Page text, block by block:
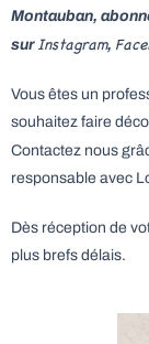
Montauban,
sur Instagram,
Vous êtes un
souhaitez faire
Contactez nous
responsable avec
Dès réception de
plus brefs délais.